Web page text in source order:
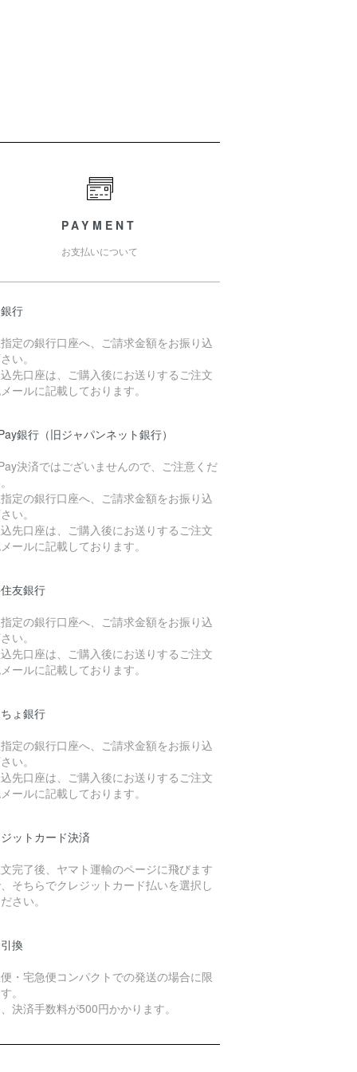
PAYMENT
お支払いについて
行
定の銀行口座へ、ご請求金額をお振り込
い。
先口座は、ご購入後にお送りするご注文
ールに記載しております。
銀行（旧ジャパンネット銀行）
決済ではございませんので、ご注意くだ
定の銀行口座へ、ご請求金額をお振り込
い。
先口座は、ご購入後にお送りするご注文
ールに記載しております。
友銀行
定の銀行口座へ、ご請求金額をお振り込
い。
先口座は、ご購入後にお送りするご注文
ールに記載しております。
ょ銀行
定の銀行口座へ、ご請求金額をお振り込
い。
先口座は、ご購入後にお送りするご注文
ールに記載しております。
ットカード決済
完了後、ヤマト運輸のページに飛びます
そちらでクレジットカード払いを選択し
さい。
換
・宅急便コンパクトでの発送の場合に限
。
決済手数料が500円かかります。